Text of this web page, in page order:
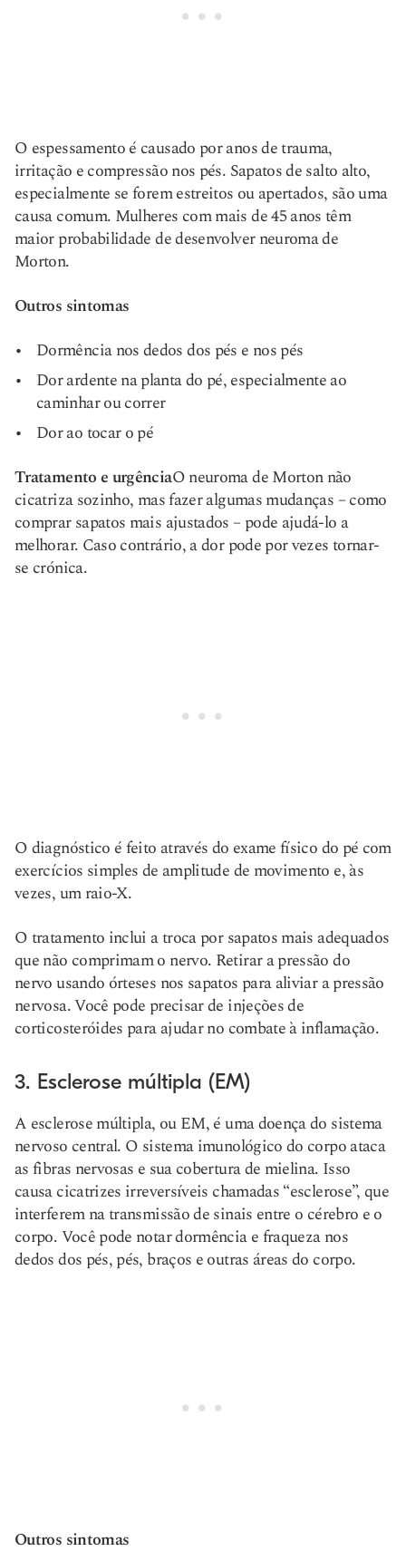
O espessamento é causado por anos de trauma,
irritação e compressão nos pés. Sapatos de salto alto,
especialmente se forem estreitos ou apertados, são uma
causa comum. Mulheres com mais de 45 anos têm
maior probabilidade de desenvolver neuroma de
Morton.
Outros sintomas
Dormência nos dedos dos pés e nos pés
Dor ardente na planta do pé, especialmente ao
caminhar ou correr
Dor ao tocar o pé
Tratamento e urgênciaO neuroma de Morton não
cicatriza sozinho, mas fazer algumas mudanças – como
comprar sapatos mais ajustados – pode ajudá-lo a
melhorar. Caso contrário, a dor pode por vezes tornar-
se crónica.
O diagnóstico é feito através do exame físico do pé com
exercícios simples de amplitude de movimento e, às
vezes, um raio-X.
O tratamento inclui a troca por sapatos mais adequados
que não comprimam o nervo. Retirar a pressão do
nervo usando órteses nos sapatos para aliviar a pressão
nervosa. Você pode precisar de injeções de
corticosteróides para ajudar no combate à inflamação.
3. Esclerose múltipla (EM)
A esclerose múltipla, ou EM, é uma doença do sistema
nervoso central. O sistema imunológico do corpo ataca
as fibras nervosas e sua cobertura de mielina. Isso
causa cicatrizes irreversíveis chamadas “esclerose”, que
interferem na transmissão de sinais entre o cérebro e o
corpo. Você pode notar dormência e fraqueza nos
dedos dos pés, pés, braços e outras áreas do corpo.
Outros sintomas